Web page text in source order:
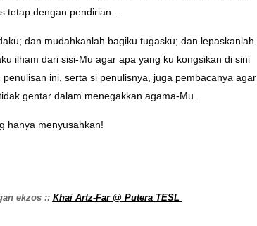
tetap dengan pendirian...
dan mudahkanlah bagiku tugasku; dan lepaskanlah
ilham dari sisi-Mu agar apa yang ku kongsikan di sini
ini, serta si penulisnya, juga pembacanya agar
gentar dalam menegakkan agama-Mu.
hanya menyusahkan!
ekzos :: Khai Artz-Far @ Putera TESL